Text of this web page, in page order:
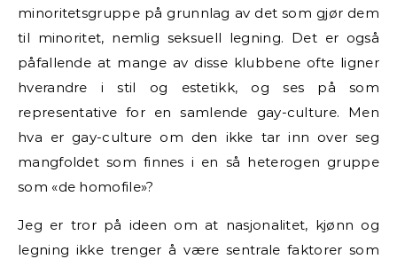
minoritetsgruppe på grunnlag av det som gjør dem
til minoritet, nemlig seksuell legning. Det er også
påfallende at mange av disse klubbene ofte ligner
hverandre i stil og estetikk, og ses på som
representative for en samlende gay-culture. Men
hva er gay-culture om den ikke tar inn over seg
mangfoldet som finnes i en så heterogen gruppe
som «de homofile»?
Jeg er tror på ideen om at nasjonalitet, kjønn og
legning ikke trenger å være sentrale faktorer som